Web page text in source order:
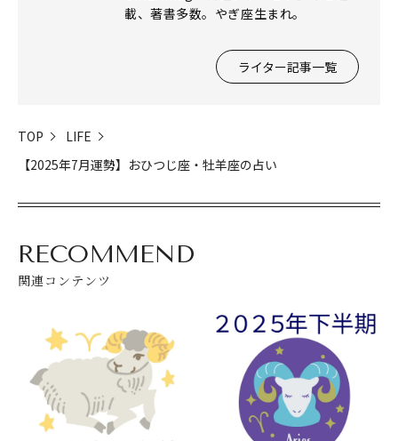
載、著書多数。やぎ座生まれ。
ライター記事一覧
TOP
LIFE
【2025年7月運勢】おひつじ座・牡羊座の占い
RECOMMEND
関連コンテンツ